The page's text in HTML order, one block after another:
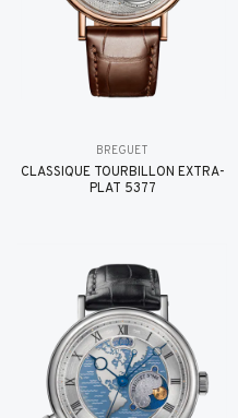
BREGUET
CLASSIQUE TOURBILLON EXTRA-
PLAT 5377